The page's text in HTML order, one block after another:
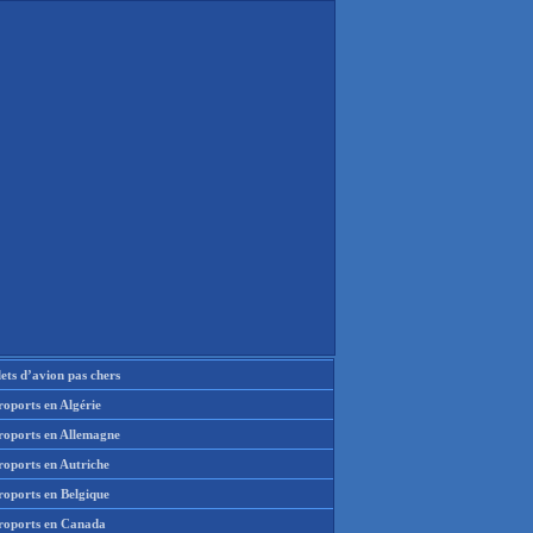
d’avion pas chers
en Algérie
en Allemagne
en Autriche
en Belgique
en Canada